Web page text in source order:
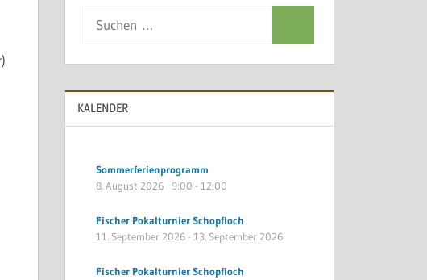
KALENDER
Sommerferienprogramm
8. August 2026
9:00 -12:00
Fischer Pokalturnier Schopfloch
11. September 2026-13. September 2026
Fischer Pokalturnier Schopfloch